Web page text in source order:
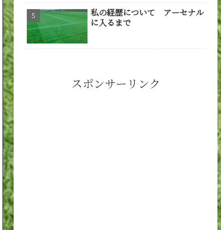
私の経歴について アーセナル
に入るまで
スポンサーリンク